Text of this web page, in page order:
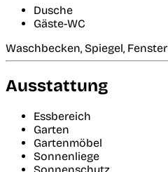
Dusche
Gäste-WC
Waschbecken, Spiegel,
Ausstattung
Essbereich
Garten
Gartenmöbel
Sonnenliege